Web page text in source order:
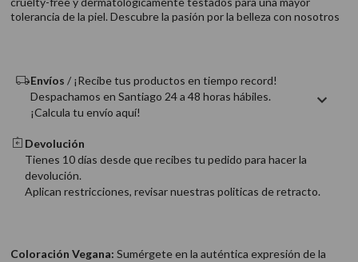
tolerancia de la piel. Descubre la pasión por la belleza con nosotros
Envíos / ¡Recibe tus productos en tiempo record!
Despachamos en Santiago 24 a 48 horas hábiles.
¡Calcula tu envío aquí!
Devolución
Tienes 10 días desde que recibes tu pedido para hacer la
devolución.
Aplican restricciones, revisar nuestras politicas de retracto.
Coloración Vegana: Sumérgete en la auténtica expresión de la